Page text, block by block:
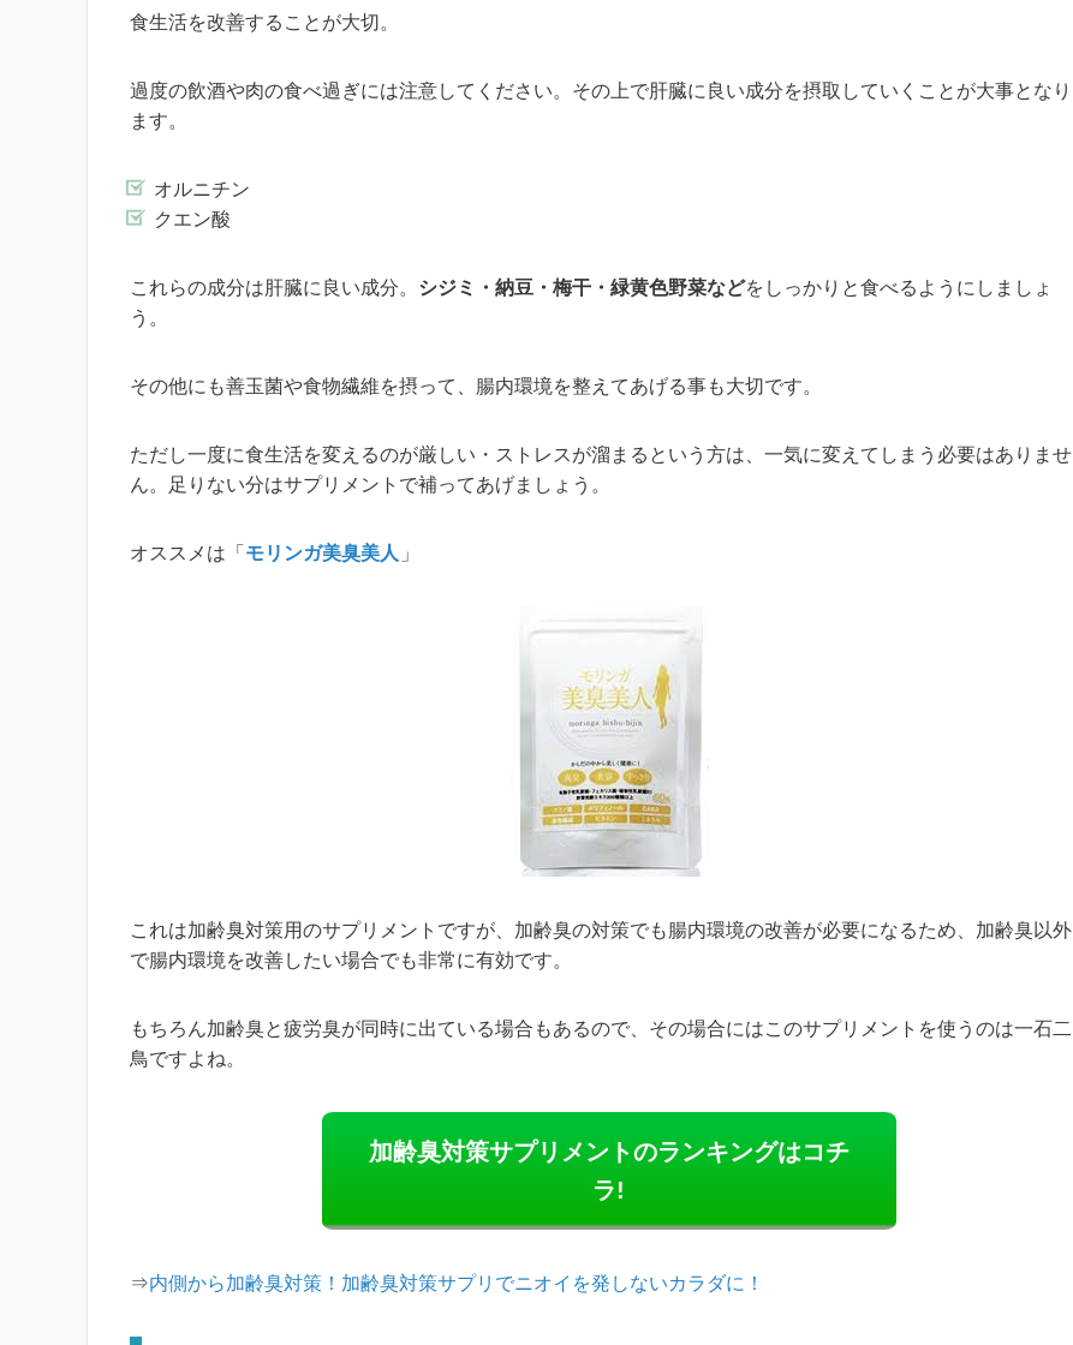
食生活を改善することが大切。
過度の飲酒や肉の食べ過ぎには注意してください。その上で肝臓に良い成分を摂取していくことが大事となり
ます。
オルニチン
クエン酸
これらの成分は肝臓に良い成分。 シジミ・納豆・梅干・緑黄色野菜などをしっかりと食べるようにしましょ
う。
その他にも善玉菌や食物繊維を摂って、腸内環境を整えてあげる事も大切です。
ただし一度に食生活を変えるのが厳しい・ストレスが溜まるという方は、一気に変えてしまう必要はありませ
ん。足りない分はサプリメントで補ってあげましょう。
オススメは「 モリンガ美臭美人 」
これは加齢臭対策用のサプリメントですが、加齢臭の対策でも腸内環境の改善が必要になるため、加齢臭以外
で腸内環境を改善したい場合でも非常に有効です。
もちろん加齢臭と疲労臭が同時に出ている場合もあるので、その場合にはこのサプリメントを使うのは一石二
鳥ですよね。
加齢臭対策サプリメントのランキングはコチ
ラ!
⇒内側から加齢臭対策！加齢臭対策サプリでニオイを発しないカラダに！